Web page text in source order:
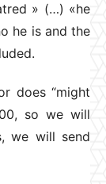
» (…) «he
he is and the
does “might
so we will
we will send